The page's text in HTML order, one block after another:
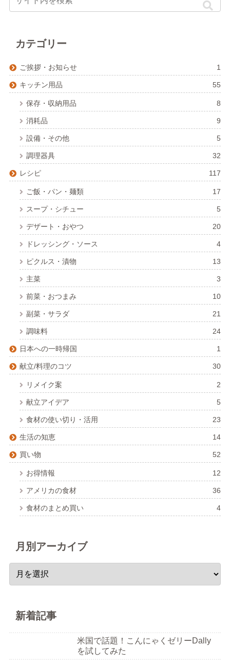
カテゴリー
ご挨拶・お知らせ 1
キッチン用品 55
保存・収納用品 8
消耗品 9
設備・その他 5
調理器具 32
レシピ 117
ご飯・パン・麺類 17
スープ・シチュー 5
デザート・おやつ 20
ドレッシング・ソース 4
ピクルス・漬物 13
主菜 3
前菜・おつまみ 10
副菜・サラダ 21
調味料 24
日本への一時帰国 1
献立/料理のコツ 30
リメイク案 2
献立アイデア 5
食材の使い切り・活用 23
生活の知恵 14
買い物 52
お得情報 12
アメリカの食材 36
食材のまとめ買い 4
月別アーカイブ
新着記事
米国で話題！こんにゃくゼリーDally
を試してみた